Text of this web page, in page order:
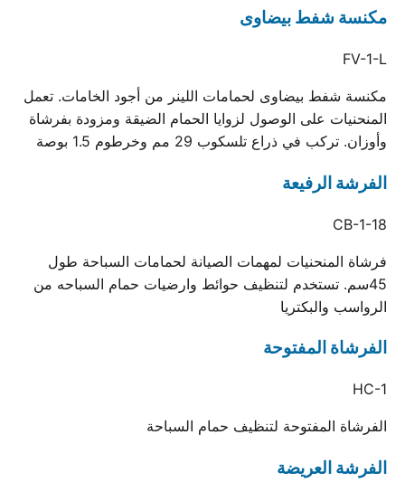
مكنسة شفط بيضاوى
FV-1-L
مكنسة شفط بيضاوى لحمامات اللينر من أجود الخامات. تعمل
المنحنيات على الوصول لزوايا الحمام الضيقة ومزودة بفرشاة
وأوزان. تركب في ذراع تلسكوب 29 مم وخرطوم 1.5 بوصة
الفرشة الرفيعة
CB-1-18
فرشاة المنحنيات لمهمات الصيانة لحمامات السباحة طول
45سم. تستخدم لتنظيف حوائط وارضيات حمام السباحه من
الرواسب والبكتريا
الفرشاة المفتوحة
HC-1
الفرشاة المفتوحة لتنظيف حمام السباحة
الفرشة العريضة